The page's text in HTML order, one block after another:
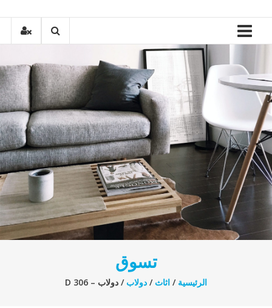
تسوق
الرئيسية / اثاث / دولاب / دولاب – D 306